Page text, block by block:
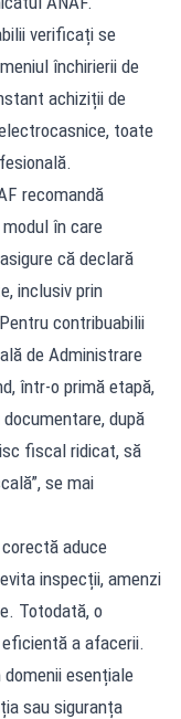
verificați se
închirierii de
achiziții de
toate
recomandă
în care
că declară
inclusiv prin
contribuabilii
de Administrare
într-o primă etapă,
după
fiscal ridicat, să
se mai
aduce
inspecții, amenzi
Totodată, o
a afacerii.
esențiale
sau siguranța